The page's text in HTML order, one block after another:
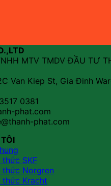
MTV TMDV ĐẦU TƯ
Van Kiep St, Gia Đinh
0381
phat.com
phat.com
SKF
Norgren
Kracht